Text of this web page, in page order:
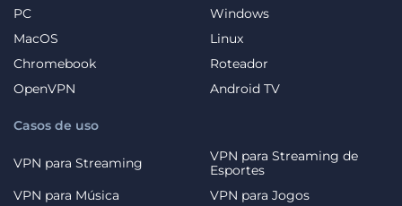
PC
Windows
MacOS
Linux
Chromebook
Roteador
OpenVPN
Android TV
Casos de uso
VPN para Streaming
VPN para Streaming de
Esportes
VPN para Música
VPN para Jogos